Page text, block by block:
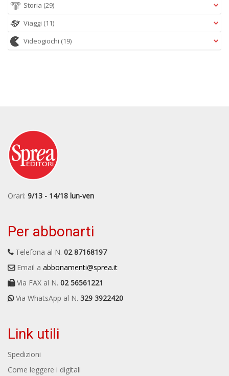
Storia (29)
Viaggi (11)
Videogiochi (19)
Orari: 9/13 - 14/18 lun-ven
Per abbonarti
Telefona al N. 02 87168197
Email a abbonamenti@sprea.it
Via FAX al N. 02 56561221
Via WhatsApp al N. 329 3922420
Link utili
Spedizioni
Come leggere i digitali